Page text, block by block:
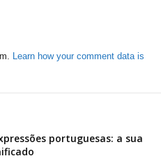
Learn how your comment data is
portuguesas: a sua